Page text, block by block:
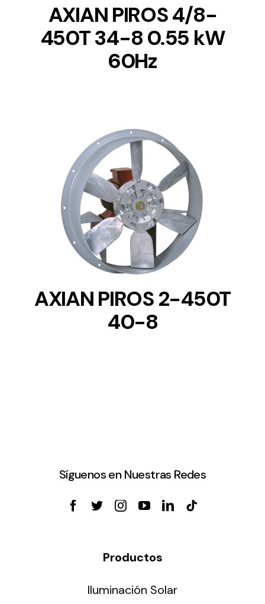
AXIAN PIROS 4/8-
450T 34-8 0.55 kW
60Hz
DETAILS
AXIAN PIROS 2-450T
40-8
Síguenos en Nuestras Redes
Productos
Iluminación Solar